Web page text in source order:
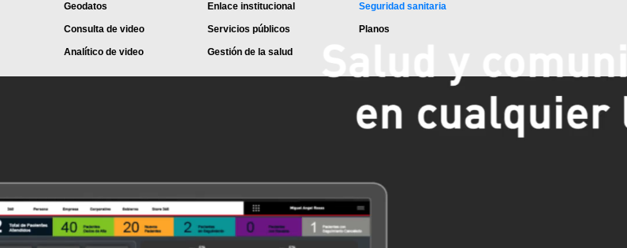
Geodatos
Consulta de video
Analítico de video
Enlace institucional
Servicios públicos
Gestión de la salud
Seguridad sanitaria
Planos